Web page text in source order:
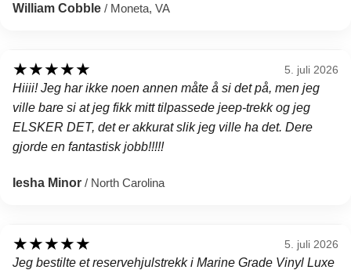
William Cobble / Moneta, VA
★★★★★ 5. juli 2026
Hiiii! Jeg har ikke noen annen måte å si det på, men jeg
ville bare si at jeg fikk mitt tilpassede jeep-trekk og jeg
ELSKER DET, det er akkurat slik jeg ville ha det. Dere
gjorde en fantastisk jobb!!!!!
Iesha Minor / North Carolina
★★★★★ 5. juli 2026
Jeg bestilte et reservehjulstrekk i Marine Grade Vinyl Luxe